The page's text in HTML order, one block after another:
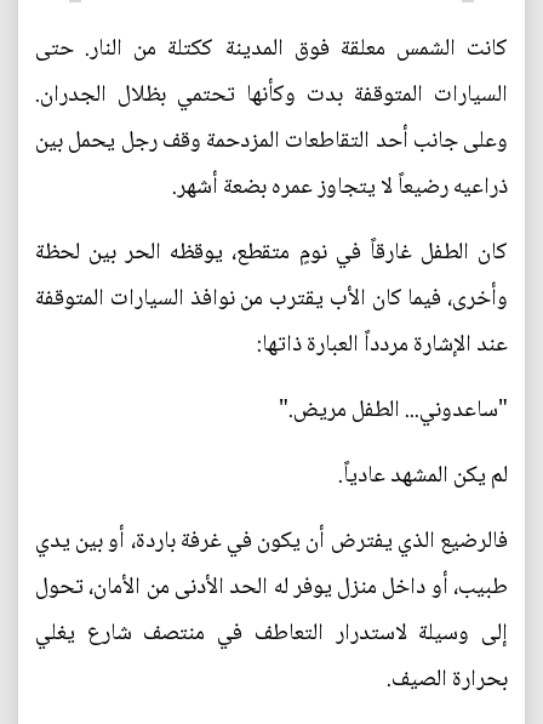
كانت الشمس معلقة فوق المدينة ككتلة من النار. حتى
السيارات المتوقفة بدت وكأنها تحتمي بظلال الجدران.
وعلى جانب أحد التقاطعات المزدحمة وقف رجل يحمل بين
ذراعيه رضيعاً لا يتجاوز عمره بضعة أشهر.
كان الطفل غارقاً في نومٍ متقطع، يوقظه الحر بين لحظة
وأخرى، فيما كان الأب يقترب من نوافذ السيارات المتوقفة
عند الإشارة مردداً العبارة ذاتها:
"ساعدوني... الطفل مريض."
لم يكن المشهد عادياً.
فالرضيع الذي يفترض أن يكون في غرفة باردة، أو بين يدي
طبيب، أو داخل منزل يوفر له الحد الأدنى من الأمان، تحول
إلى وسيلة لاستدرار التعاطف في منتصف شارع يغلي
بحرارة الصيف.